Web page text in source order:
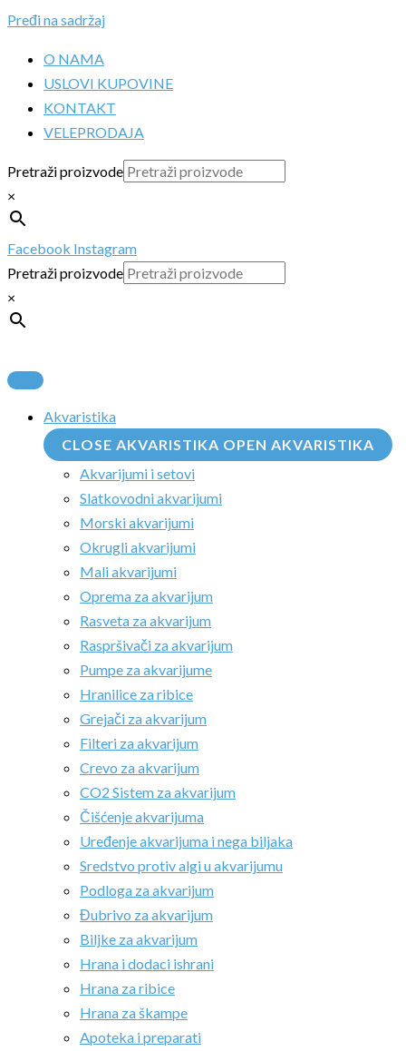
Pređi na sadržaj
O NAMA
USLOVI KUPOVINE
KONTAKT
VELEPRODAJA
Pretraži proizvode
×
Facebook Instagram
Pretraži proizvode
×
Akvaristika
CLOSE AKVARISTIKA OPEN AKVARISTIKA
Akvarijumi i setovi
Slatkovodni akvarijumi
Morski akvarijumi
Okrugli akvarijumi
Mali akvarijumi
Oprema za akvarijum
Rasveta za akvarijum
Raspršivači za akvarijum
Pumpe za akvarijume
Hranilice za ribice
Grejači za akvarijum
Filteri za akvarijum
Crevo za akvarijum
CO2 Sistem za akvarijum
Čišćenje akvarijuma
Uređenje akvarijuma i nega biljaka
Sredstvo protiv algi u akvarijumu
Podloga za akvarijum
Đubrivo za akvarijum
Biljke za akvarijum
Hrana i dodaci ishrani
Hrana za ribice
Hrana za škampe
Apoteka i preparati